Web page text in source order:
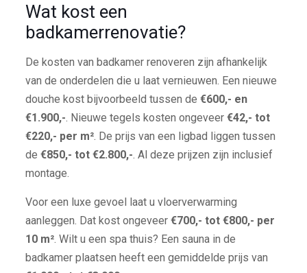
Wat kost een
badkamerrenovatie?
De kosten van badkamer renoveren zijn afhankelijk
van de onderdelen die u laat vernieuwen. Een nieuwe
douche kost bijvoorbeeld tussen de €600,- en
€1.900,-. Nieuwe tegels kosten ongeveer €42,- tot
€220,- per m². De prijs van een ligbad liggen tussen
de €850,- tot €2.800,-. Al deze prijzen zijn inclusief
montage.
Voor een luxe gevoel laat u vloerverwarming
aanleggen. Dat kost ongeveer €700,- tot €800,- per
10 m². Wilt u een spa thuis? Een sauna in de
badkamer plaatsen heeft een gemiddelde prijs van